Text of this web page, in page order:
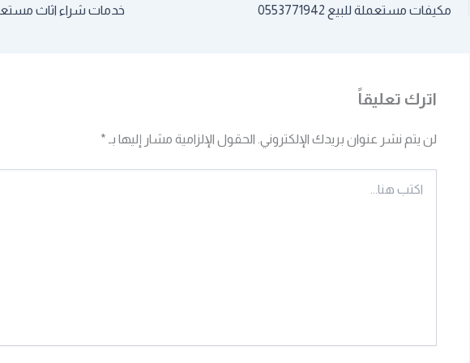
مكيفات مستعملة للبيع 0553771942 خدمات شراء اثاث مستعمل
اترك تعليقاً
لن يتم نشر عنوان بريدك الإلكتروني. الحقول الإلزامية مشار إليها بـ *
هنا...